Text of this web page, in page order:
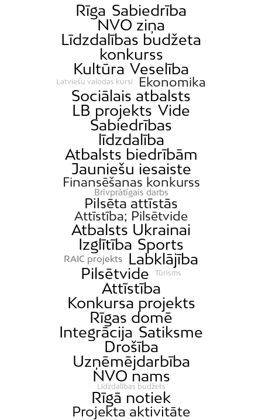
Rīga Sabiedrība
NVO ziņa
Līdzdalības budžeta
konkurss
Kultūra Veselība
Latviešu valodas kursi Ekonomika
Sociālais atbalsts
LB projekts Vide
Sabiedrības
līdzdalība
Atbalsts biedrībām
Jauniešu iesaiste
Finansēšanas konkurss
Brīvprātīgais darbs
Pilsēta attīstās
Attīstība; Pilsētvide
Atbalsts Ukrainai
Izglītība Sports
RAIC projekts
Labklājība
Pilsētvide
Tūrisms
Attīstība
Konkursa projekts
Rīgas domē
Integrācija Satiksme
Drošība
Uzņēmējdarbība
NVO nams
Līdzdalības budžets
Rīgā notiek
Projekta aktivitāte